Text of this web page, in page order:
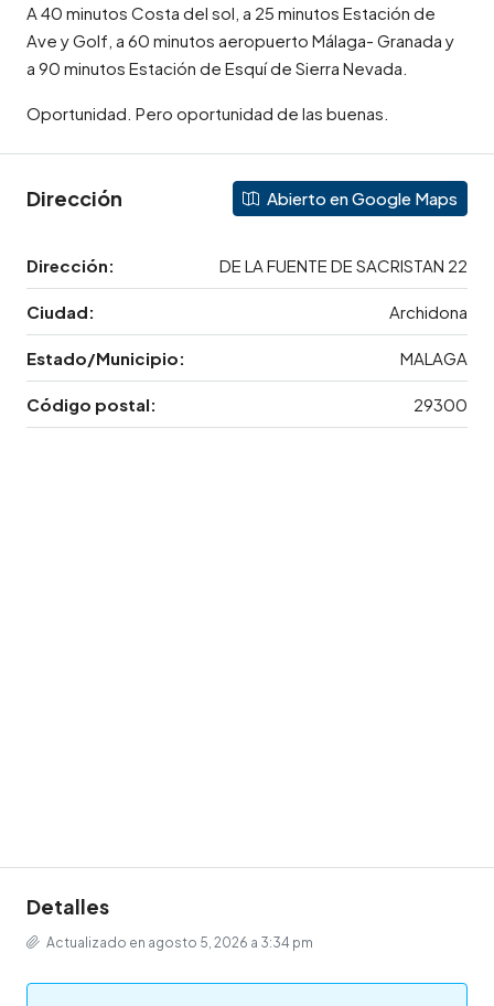
A 40 minutos Costa del sol, a 25 minutos Estación de
Ave y Golf, a 60 minutos aeropuerto Málaga- Granada y
a 90 minutos Estación de Esquí de Sierra Nevada.
Oportunidad. Pero oportunidad de las buenas.
Dirección Abierto en Google Maps
Dirección: DE LA FUENTE DE SACRISTAN 22
Ciudad: Archidona
Estado/Municipio: MALAGA
Código postal: 29300
Detalles
Actualizado en agosto 5, 2026 a 3:34 pm